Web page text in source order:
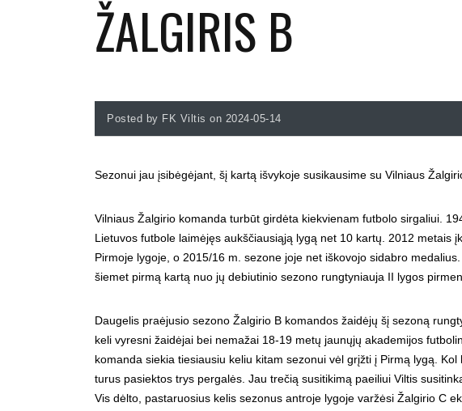
ŽALGIRIS B
Posted by FK Viltis on 2024-05-14
Sezonui jau įsibėgėjant, šį kartą išvykoje susikausime su Vilniaus
Vilniaus Žalgirio komanda turbūt girdėta kiekvienam futbolo sirgaliui.
Lietuvos futbole laimėjęs aukščiausiąją lygą net 10 kartų. 2012 metais
Pirmoje lygoje, o 2015/16 m. sezone joje net iškovojo sidabro
šiemet pirmą kartą nuo jų debiutinio sezono rungtyniauja II lygos
Daugelis praėjusio sezono Žalgirio B komandos žaidėjų šį sezoną
keli vyresni žaidėjai bei nemažai 18-19 metų jaunųjų akademijos
komanda siekia tiesiausiu keliu kitam sezonui vėl grįžti į Pirmą lygą.
turus pasiektos trys pergalės. Jau trečią susitikimą paeiliui Viltis
Vis dėlto, pastaruosius kelis sezonus antroje lygoje varžėsi Žalgirio C